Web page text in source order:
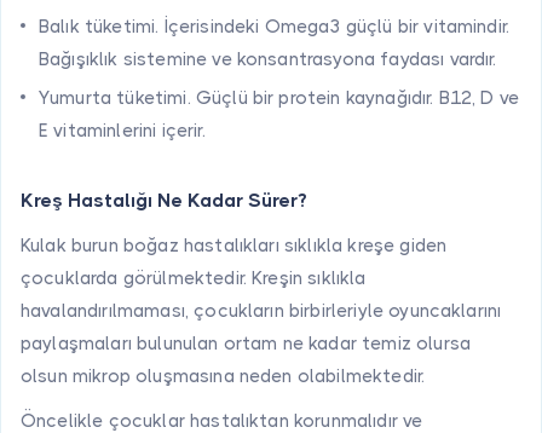
Balık tüketimi. İçerisindeki Omega3 güçlü bir vitamindir.
Bağışıklık sistemine ve konsantrasyona faydası vardır.
Yumurta tüketimi. Güçlü bir protein kaynağıdır. B12, D ve
E vitaminlerini içerir.
Kreş Hastalığı Ne Kadar Sürer?
Kulak burun boğaz hastalıkları sıklıkla kreşe giden
çocuklarda görülmektedir. Kreşin sıklıkla
havalandırılmaması, çocukların birbirleriyle oyuncaklarını
paylaşmaları bulunulan ortam ne kadar temiz olursa
olsun mikrop oluşmasına neden olabilmektedir.
Öncelikle çocuklar hastalıktan korunmalıdır ve